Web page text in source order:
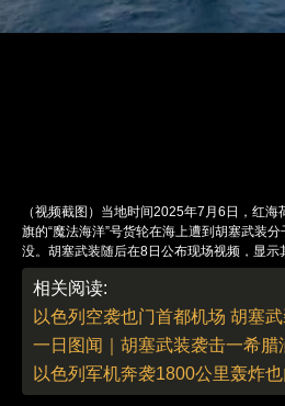
（视频截图）当地时间2025年7月6日，红
旗的“魔法海洋”号货轮在海上遭到胡塞武装
没。胡塞武装随后在8日公布现场视频，显
道导弹及3架无人机实施联合打击，货轮最
全撤离。胡塞武装发言人叶海亚·萨雷亚称
内三次违反禁令向以色列运送货物，且多次
有1.7万吨硝酸铵，其沉没可能对红海生态造
ANSARULLAH MEDIA CENTRE / 视觉中国
责任编辑：李丛汛 | 版面编辑：李丛汛
相关阅读: